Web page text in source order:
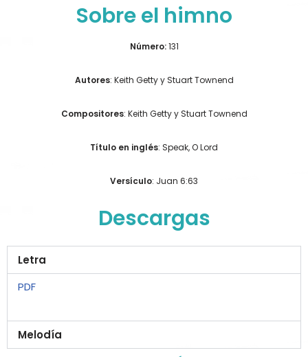
Sobre el himno
Número:131
Autores: Keith Getty y Stuart Townend
Compositores: Keith Getty y Stuart Townend
Título en inglés: Speak, O Lord
Versículo: Juan 6:63
Descargas
Letra
PDF
Melodía